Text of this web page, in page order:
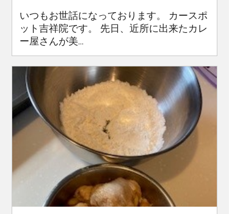
いつもお世話になっております。 カースポ
ット吉祥院です。 先日、近所に出来たカレ
ー屋さんが美...